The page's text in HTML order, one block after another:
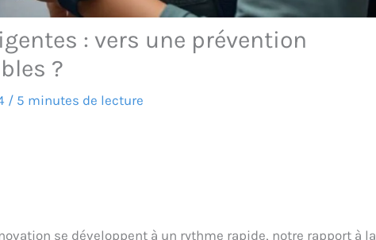
: vers une prévention
?
/ 5 minutes de lecture
se développent à un rythme rapide, notre rapport à la